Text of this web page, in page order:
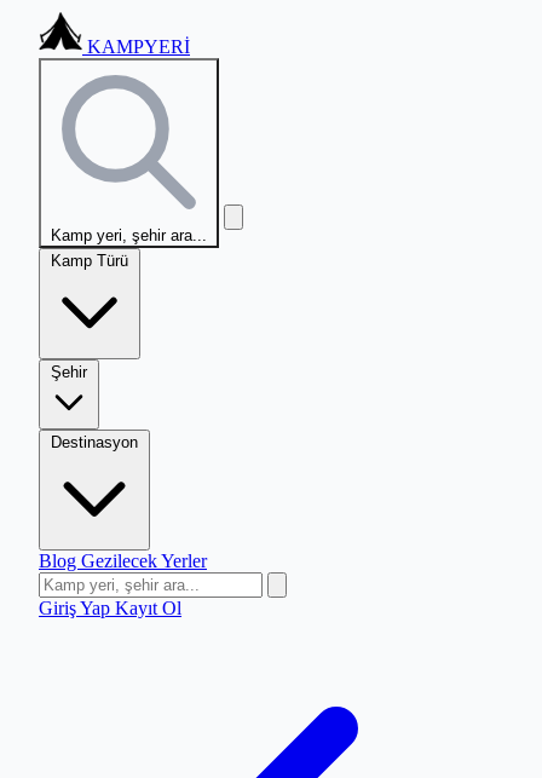
KAMPYERİ
Kamp yeri, şehir ara...
Kamp Türü
Şehir
Destinasyon
Blog Gezilecek Yerler
Giriş Yap Kayıt Ol